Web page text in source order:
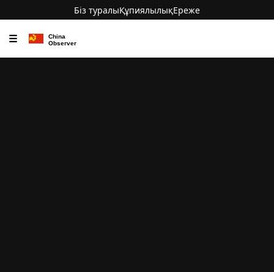
Біз туралыҚұпиялылықЕреже
☰